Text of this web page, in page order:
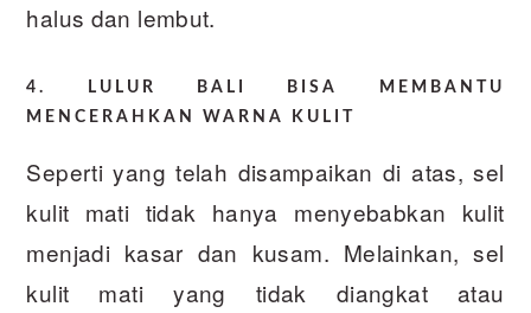
halus dan lembut.
4. LULUR BALI
BISA MEMBANTU
MENCERAHKAN WARNA KULIT
Seperti yang telah disampaikan di atas, sel
kulit mati tidak hanya menyebabkan kulit
menjadi kasar dan kusam. Melainkan, sel
kulit mati yang tidak diangkat atau